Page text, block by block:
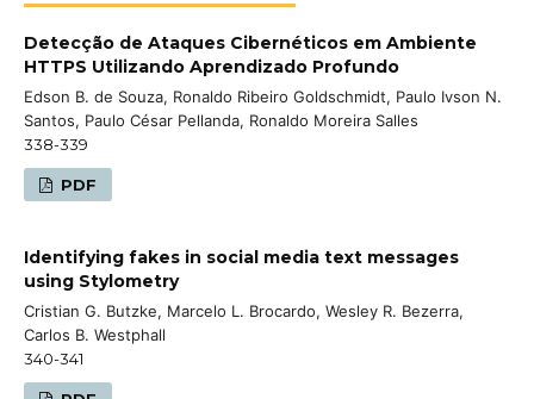
Detecção de Ataques Cibernéticos em Ambiente
HTTPS Utilizando Aprendizado Profundo
Edson B. de Souza, Ronaldo Ribeiro Goldschmidt, Paulo Ivson N.
Santos, Paulo César Pellanda, Ronaldo Moreira Salles
338-339
PDF
Identifying fakes in social media text messages
using Stylometry
Cristian G. Butzke, Marcelo L. Brocardo, Wesley R. Bezerra,
Carlos B. Westphall
340-341